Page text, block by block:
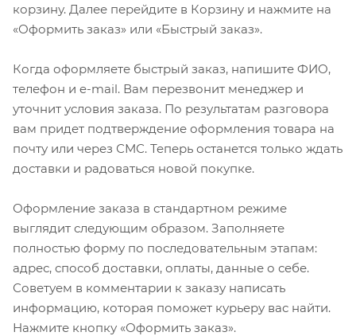
корзину. Далее перейдите в Корзину и нажмите на
«Оформить заказ» или «Быстрый заказ».
Когда оформляете быстрый заказ, напишите ФИО,
телефон и e-mail. Вам перезвонит менеджер и
уточнит условия заказа. По результатам разговора
вам придет подтверждение оформления товара на
почту или через СМС. Теперь останется только ждать
доставки и радоваться новой покупке.
Оформление заказа в стандартном режиме
выглядит следующим образом. Заполняете
полностью форму по последовательным этапам:
адрес, способ доставки, оплаты, данные о себе.
Советуем в комментарии к заказу написать
информацию, которая поможет курьеру вас найти.
Нажмите кнопку «Оформить заказ».